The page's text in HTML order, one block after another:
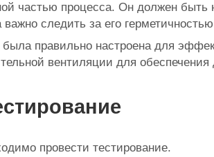
частью процесса. Он должен быть
следить за его
правильно настроена для
вентиляции для
провести тестирование.